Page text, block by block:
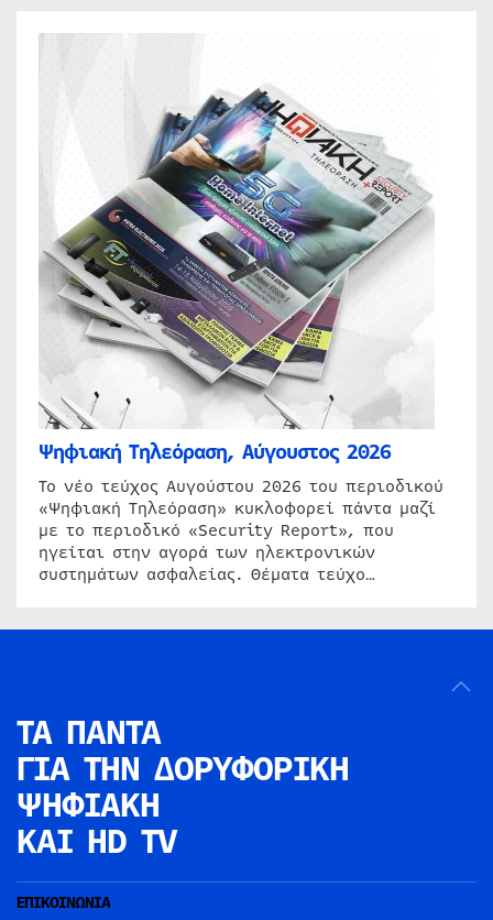
Ψηφιακή Τηλεόραση, Αύγουστος 2026
Το νέο τεύχος Αυγούστου 2026 του περιοδικού
«Ψηφιακή Τηλεόραση» κυκλοφορεί πάντα μαζί
με το περιοδικό «Security Report», που
ηγείται στην αγορά των ηλεκτρονικών
συστημάτων ασφαλείας. Θέματα τεύχο…
ΤΑ ΠΑΝΤΑ
ΓΙΑ ΤΗΝ ΔΟΡΥΦΟΡΙΚΗ
ΨΗΦΙΑΚΗ
ΚΑΙ HD TV
ΕΠΙΚΟΙΝΩΝΙΑ